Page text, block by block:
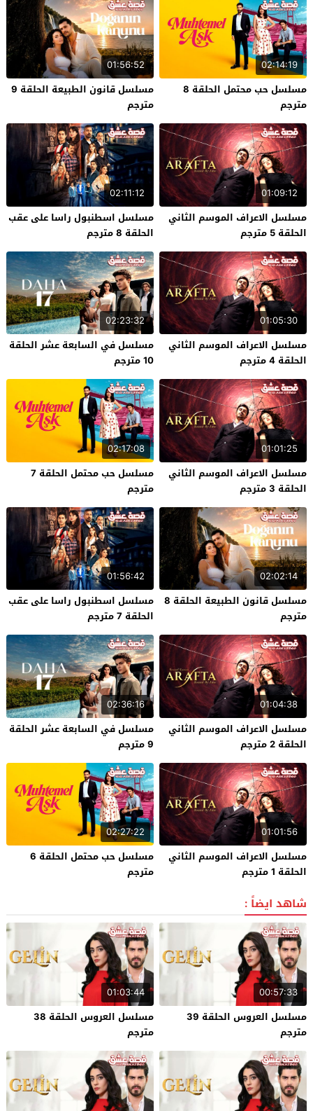
02:14:19
مسلسل حب محتمل الحلقة 8
مترجم
01:56:52
مسلسل قانون الطبيعة الحلقة 9
مترجم
01:09:12
مسلسل الاعراف الموسم الثاني
الحلقة 5 مترجم
02:11:12
مسلسل اسطنبول راسا على عقب
الحلقة 8 مترجم
01:05:30
مسلسل الاعراف الموسم الثاني
الحلقة 4 مترجم
02:23:32
مسلسل في السابعة عشر الحلقة
10 مترجم
01:01:25
مسلسل الاعراف الموسم الثاني
الحلقة 3 مترجم
02:17:08
مسلسل حب محتمل الحلقة 7
مترجم
02:02:14
مسلسل قانون الطبيعة الحلقة 8
مترجم
01:56:42
مسلسل اسطنبول راسا على عقب
الحلقة 7 مترجم
01:04:38
مسلسل الاعراف الموسم الثاني
الحلقة 2 مترجم
02:36:16
مسلسل في السابعة عشر الحلقة
9 مترجم
01:01:56
مسلسل الاعراف الموسم الثاني
الحلقة 1 مترجم
02:27:22
مسلسل حب محتمل الحلقة 6
مترجم
شاهد ايضاً :
00:57:33
مسلسل العروس الحلقة 39
مترجم
01:03:44
مسلسل العروس الحلقة 38
مترجم